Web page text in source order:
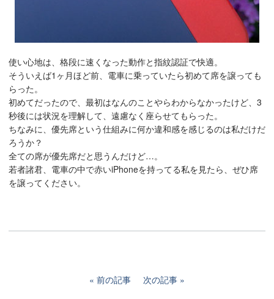
使い心地は、格段に速くなった動作と指紋認証で快適。
そういえば1ヶ月ほど前、電車に乗っていたら初めて席を譲っても
らった。
初めてだったので、最初はなんのことやらわからなかったけど、3
秒後には状況を理解して、遠慮なく座らせてもらった。
ちなみに、優先席という仕組みに何か違和感を感じるのは私だけだ
ろうか？
全ての席が優先席だと思うんだけど…。
若者諸君、電車の中で赤いiPhoneを持ってる私を見たら、ぜひ席
を譲ってください。
前の記事 次の記事